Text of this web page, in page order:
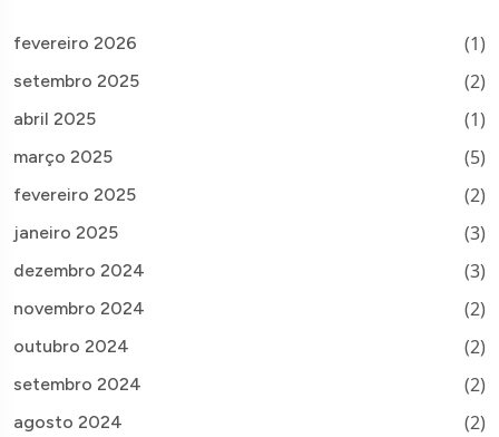
fevereiro 2026 (1)
setembro 2025 (2)
abril 2025 (1)
março 2025 (5)
fevereiro 2025 (2)
janeiro 2025 (3)
dezembro 2024 (3)
novembro 2024 (2)
outubro 2024 (2)
setembro 2024 (2)
agosto 2024 (2)